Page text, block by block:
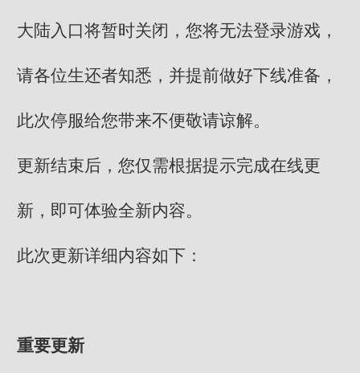
大陆入口将暂时关闭，您将无法登录游戏，
请各位生还者知悉，并提前做好下线准备，
此次停服给您带来不便敬请谅解。
更新结束后，您仅需根据提示完成在线更
新，即可体验全新内容。
此次更新详细内容如下：
重要更新